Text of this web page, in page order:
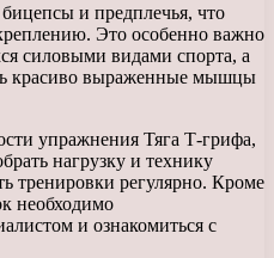
и предплечья, что
Это особенно важно
силовыми видами спорта, а
красиво выраженные мышцы
упражнения Тяга Т-грифа,
нагрузку и технику
тренировки регулярно. Кроме
необходимо
и ознакомиться с